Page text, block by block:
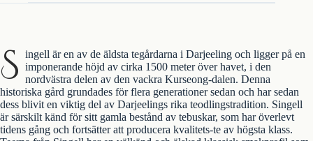
S ingell är en av de äldsta tegårdarna i Darjeeling och ligger på en
imponerande höjd av cirka 1500 meter över havet, i den
nordvästra delen av den vackra Kurseong-dalen. Denna
historiska gård grundades för flera generationer sedan och har sedan
dess blivit en viktig del av Darjeelings rika teodlingstradition. Singell
är särskilt känd för sitt gamla bestånd av tebuskar, som har överlevt
tidens gång och fortsätter att producera kvalitets-te av högsta klass.